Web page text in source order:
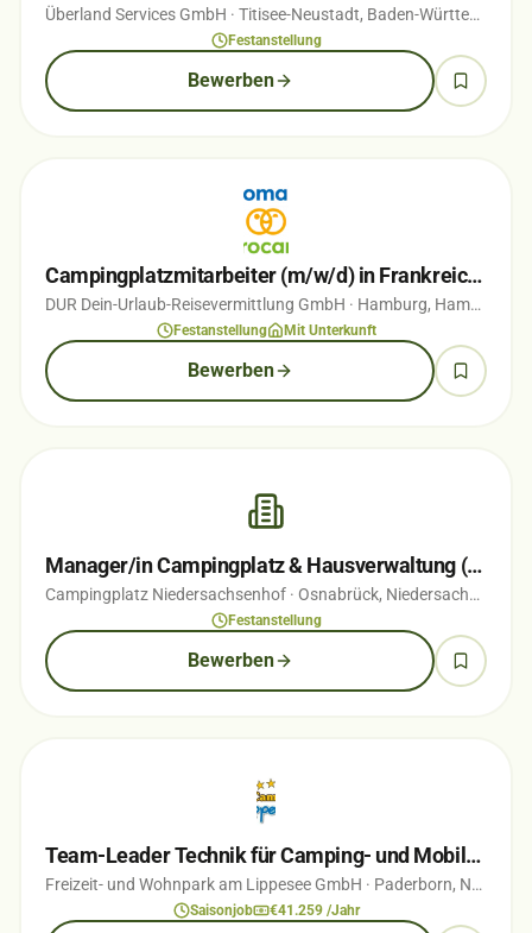
Überland Services GmbH · Titisee-Neustadt, Baden-Württemberg
Festanstellung
Bewerben
Campingplatzmitarbeiter (m/w/d) in Frankreich, Italien, oder der Niederlande
DUR Dein-Urlaub-Reisevermittlung GmbH · Hamburg, Hamburg
Festanstellung Mit Unterkunft
Bewerben
Manager/in Campingplatz & Hausverwaltung (w/m/d) Teil-/Vollzeit
Campingplatz Niedersachsenhof · Osnabrück, Niedersachsen
Festanstellung
Bewerben
Team-Leader Technik für Camping- und Mobilheimplatz (m/w/d)
Freizeit- und Wohnpark am Lippesee GmbH · Paderborn, Nordrhein-Westfalen
Saisonjob €41.259 /Jahr